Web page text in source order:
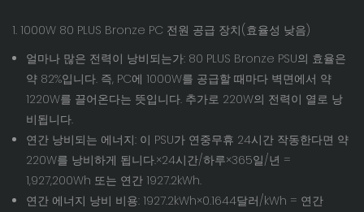
1. 1000W 80 PLUS Bronze PC 전원 공급 장치(효율성 낮음)
얼마나 많은 전력이 낭비되는가: 80 PLUS Bronze PSU의 효율은
약 82%입니다. 즉, PC에 1000W를 공급할 때마다 벽면에서 약
1220W를 끌어온다는 뜻입니다. 추가로 220W의 전력이 열로 낭
비됩니다.
연간 낭비되는 에너지: 이 PSU가 연중무휴 24시간 작동한다면 약
220W를 낭비하게 됩니다.×24시간/하루×365일/년 =
1,927,200Wh 또는 연간 1927.2kWh.
연간 에너지 낭비 비용: 1927.2kWh×0.1644달러/kWh = 연간